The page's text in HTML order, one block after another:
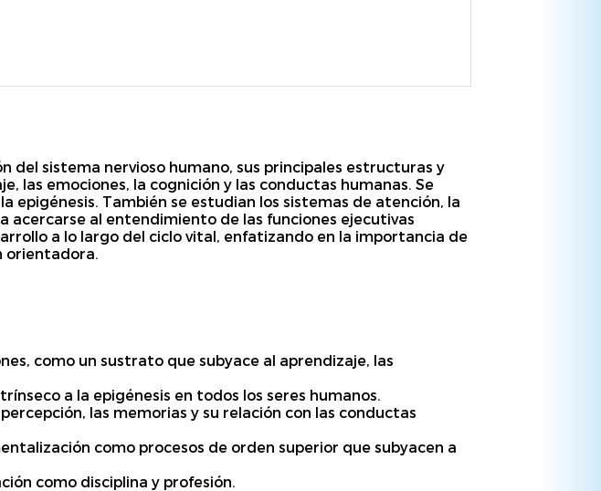
del sistema nervioso humano, sus principales estructuras y
las emociones, la cognición y las conductas humanas. Se
También se estudian los sistemas de atención, la
acercarse al entendimiento de las funciones ejecutivas
a lo largo del ciclo vital, enfatizando en la importancia de
orientadora.
como un sustrato que subyace al aprendizaje, las
a la epigénesis en todos los seres humanos.
las memorias y su relación con las conductas
como procesos de orden superior que subyacen a
como disciplina y profesión.